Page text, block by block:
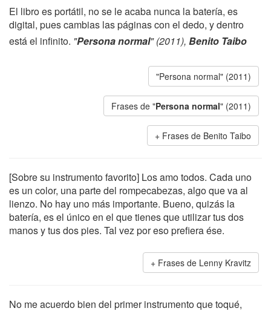
El libro es portátil, no se le acaba nunca la batería, es
digital, pues cambias las páginas con el dedo, y dentro
está el infinito. "Persona normal" (2011), Benito Taibo
"Persona normal" (2011)
Frases de "Persona normal" (2011)
Frases de Benito Taibo
[Sobre su instrumento favorito] Los amo todos. Cada uno
es un color, una parte del rompecabezas, algo que va al
lienzo. No hay uno más importante. Bueno, quizás la
batería, es el único en el que tienes que utilizar tus dos
manos y tus dos pies. Tal vez por eso prefiera ése.
Frases de Lenny Kravitz
No me acuerdo bien del primer instrumento que toqué,